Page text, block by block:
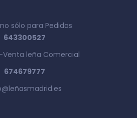
sólo para Pedidos
643300527
leña Comercial
674679777